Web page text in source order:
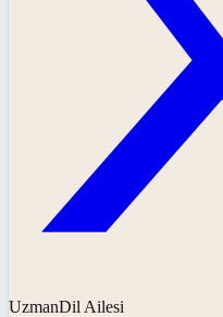
UzmanDil Ailesi